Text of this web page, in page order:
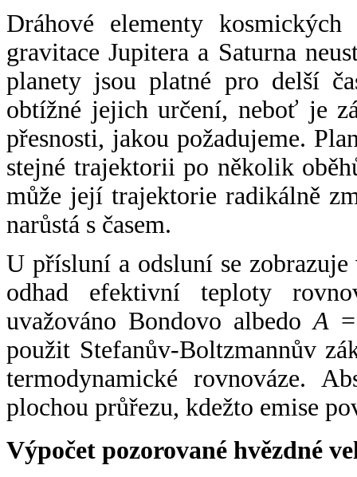
Dráhové elementy
gravitace Jupitera a Saturna
planety jsou platné pro delší
obtížné jejich určení, neboť je
přesnosti, jakou požadujeme.
stejné trajektorii po několik
může její trajektorie radikálně
narůstá s časem.
U přísluní a odsluní se
odhad efektivní teploty
uvažováno Bondovo albedoA
použit Stefanův-Boltzmannův
termodynamické rovnováze.
plochou průřezu, kdežto emise
Výpočet pozorované hvězdné